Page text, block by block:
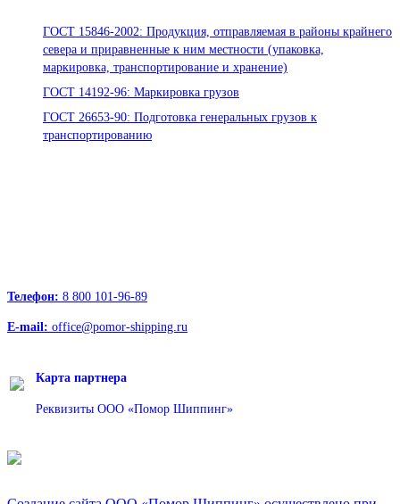
ГОСТ 15846-2002: Продукция, отправляемая в районы крайнего
севера и приравненные к ним местности (упаковка,
маркировка, транспортирование и хранение)
ГОСТ 14192-96: Маркировка грузов
ГОСТ 26653-90: Подготовка генеральных грузов к
транспортированию
Телефон: 8 800 101-96-89
E-mail: office@pomor-shipping.ru
Карта партнера
Реквизиты ООО «Помор Шиппинг»